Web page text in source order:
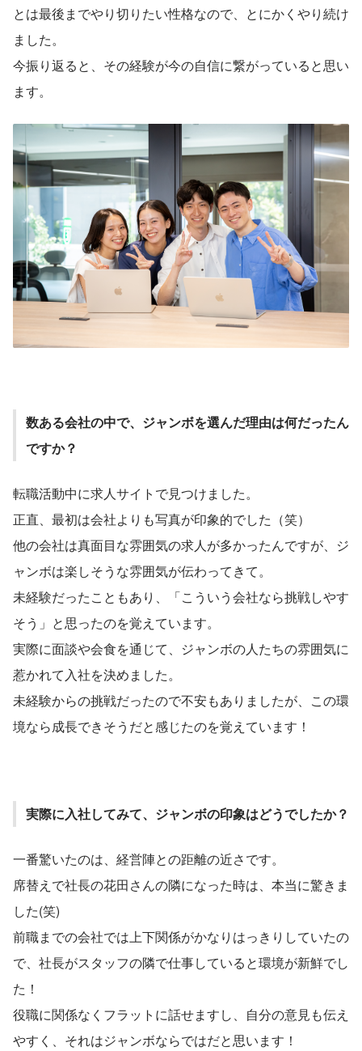
とは最後までやり切りたい性格なので、とにかくやり続け
ました。
今振り返ると、その経験が今の自信に繋がっていると思い
ます。
数ある会社の中で、ジャンボを選んだ理由は何だったん
ですか？
転職活動中に求人サイトで見つけました。
正直、最初は会社よりも写真が印象的でした（笑）
他の会社は真面目な雰囲気の求人が多かったんですが、ジ
ャンボは楽しそうな雰囲気が伝わってきて。
未経験だったこともあり、「こういう会社なら挑戦しやす
そう」と思ったのを覚えています。
実際に面談や会食を通じて、ジャンボの人たちの雰囲気に
惹かれて入社を決めました。
未経験からの挑戦だったので不安もありましたが、この環
境なら成長できそうだと感じたのを覚えています！
実際に入社してみて、ジャンボの印象はどうでしたか？
一番驚いたのは、経営陣との距離の近さです。
席替えで社長の花田さんの隣になった時は、本当に驚きま
した(笑)
前職までの会社では上下関係がかなりはっきりしていたの
で、社長がスタッフの隣で仕事していると環境が新鮮でし
た！
役職に関係なくフラットに話せますし、自分の意見も伝え
やすく、それはジャンボならではだと思います！